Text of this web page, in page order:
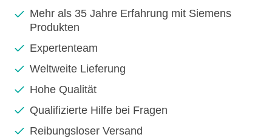
Mehr als 35 Jahre Erfahrung mit Siemens
Produkten
Expertenteam
Weltweite Lieferung
Hohe Qualität
Qualifizierte Hilfe bei Fragen
Reibungsloser Versand